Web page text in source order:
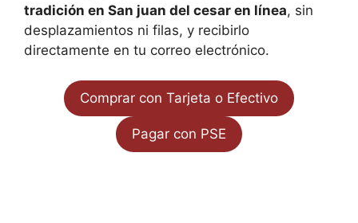
tradición en San juan del cesar en línea, sin
desplazamientos ni filas, y recibirlo
directamente en tu correo electrónico.
Comprar con Tarjeta o Efectivo
Pagar con PSE